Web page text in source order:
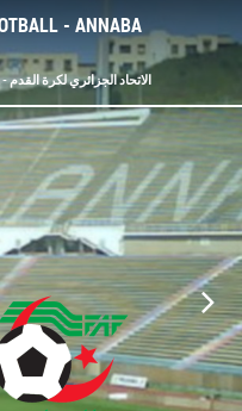
- ANNABA
FÉDÉRATION ALGÉRIENNE DE FOOTBALL - الاتحاد الجزائري لكرة القدم